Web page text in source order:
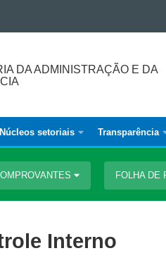
DA ADMINISTRAÇÃO E DA
Núcleos setoriais Transparência
FOLHA DE
Interno